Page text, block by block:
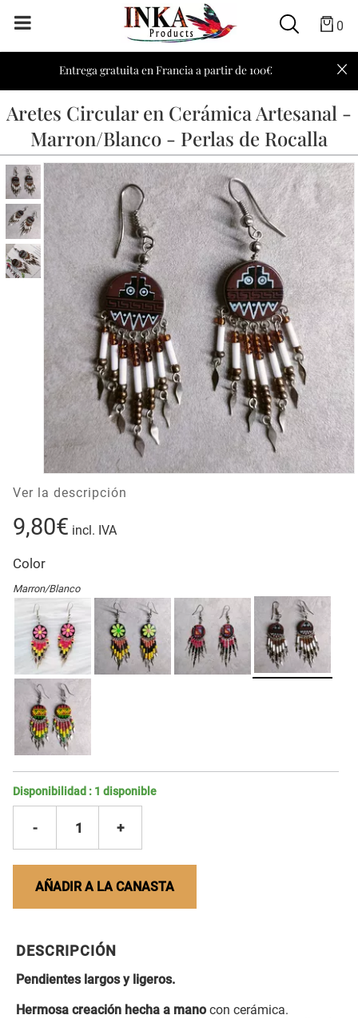
0
Entrega gratuita en Francia a partir de 100€
Aretes Circular en Cerámica Artesanal -
Marron/Blanco - Perlas de Rocalla
Ver la descripción
9,80€ incl. IVA
Color
Marron/Blanco
Disponibilidad : 1 disponible
- 1 +
AÑADIR A LA CANASTA
DESCRIPCIÓN
Pendientes largos y ligeros.
Hermosa creación hecha a mano con cerámica.